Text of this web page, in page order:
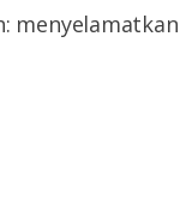
menyelamatkan